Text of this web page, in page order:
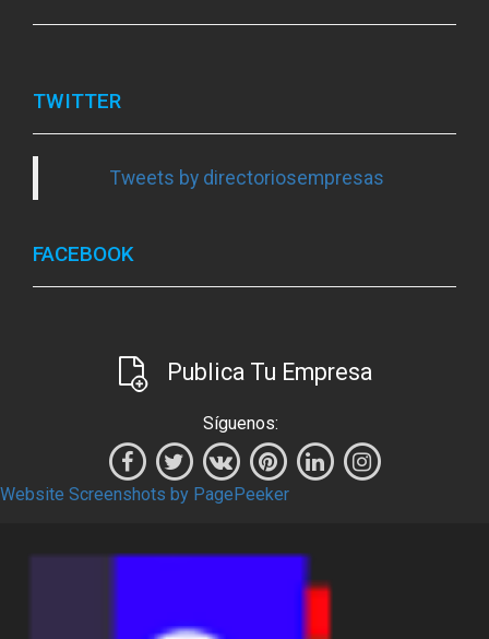
TWITTER
Tweets by directoriosempresas
FACEBOOK
Publica Tu Empresa
Síguenos:
Website Screenshots by PagePeeker